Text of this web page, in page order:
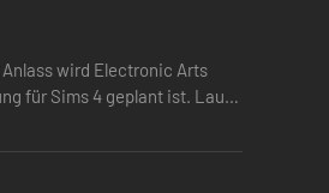
wird Electronic Arts
für Sims 4 geplant ist. Laut